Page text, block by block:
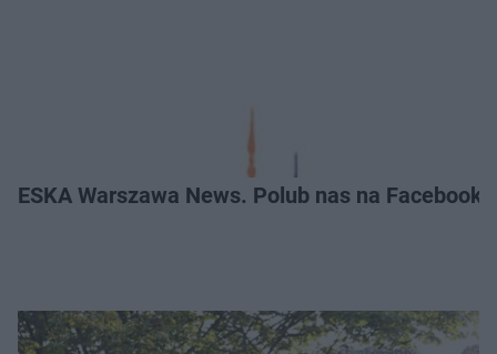
ESKA Warszawa News. Polub nas na